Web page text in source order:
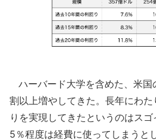
ハーバード大学を含めた、米国
割以上増やしてきた。長年にわ
りを実現してきたというのはス
5％程度は経費に使ってしまうと